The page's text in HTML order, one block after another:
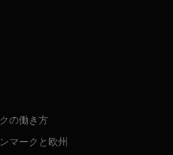
の働き方
マークと欧州